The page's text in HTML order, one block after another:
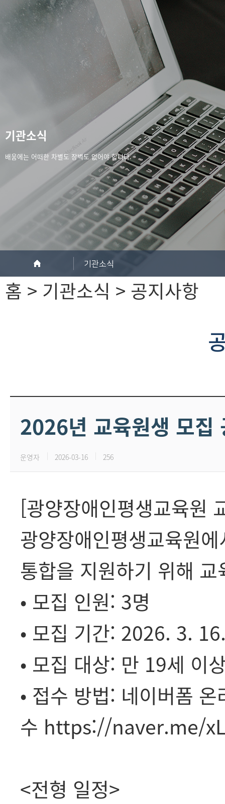
기관소식
배움에는 어떠한 차별도 장벽도 없어야 합니다.
기관소식
홈 > 기관소식 > 공지사항
2026년 교육원생 모집
운영자 2026-03-16 256
[광양장애인평생교육원
광양장애인평생교육원
통합을 지원하기 위해
• 모집 인원: 3명
• 모집 기간: 2026. 3.
• 모집 대상: 만 19세 이
• 접수 방법: 네이버폼 온
수 https://naver.me/
<전형 일정>